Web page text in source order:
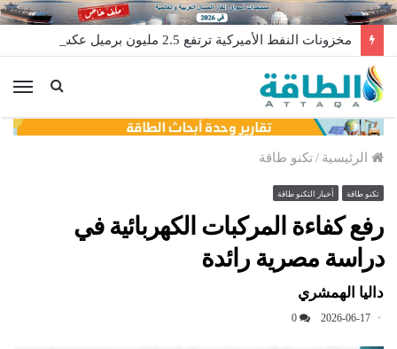
الرئيسية /تكنو طاقة
تكنو طاقة أخبار التكنو طاقة
رفع كفاءة المركبات الكهربائية في
دراسة مصرية رائدة
داليا الهمشري
2026-06-17
0